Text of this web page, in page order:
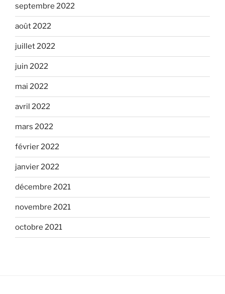
septembre 2022
août 2022
juillet 2022
juin 2022
mai 2022
avril 2022
mars 2022
février 2022
janvier 2022
décembre 2021
novembre 2021
octobre 2021